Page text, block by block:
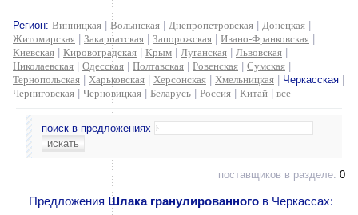
Регион: Винницкая Волынская Днепропетровская Донецкая
Житомирская
Закарпатская Запорожская Ивано-Франковская
Киевская
Кировоградская Крым Луганская Львовская
Николаевская
Одесская Полтавская Ровенская Сумская
Тернопольская
Харьковская Херсонская Хмельницкая Черкасская
Черниговская
Черновицкая Беларусь Россия Китай все
поиск в предложениях
поставщиков в разделе: 0
Предложения Шлака гранулированного в Черкассах: